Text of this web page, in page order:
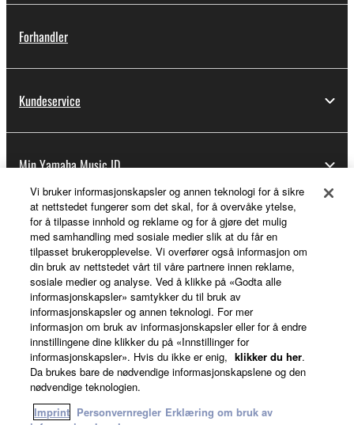
Forhandler
Kundeservice
Min Yamaha Music ID
Om Yamaha
Norge - Norwegian
Virksomhet
Vi bruker informasjonskapsler og annen teknologi for å sikre
at nettstedet fungerer som det skal, for å overvåke ytelse,
for å tilpasse innhold og reklame og for å gjøre det mulig
med samhandling med sosiale medier slik at du får en
tilpasset brukeropplevelse. Vi overfører også informasjon om
din bruk av nettstedet vårt til våre partnere innen reklame,
sosiale medier og analyse. Ved å klikke på «Godta alle
informasjonskapsler» samtykker du til bruk av
informasjonskapsler og annen teknologi. For mer
informasjon om bruk av informasjonskapsler eller for å endre
innstillingene dine klikker du på «Innstillinger for
informasjonskapsler». Hvis du ikke er enig, klikker du her.
Da brukes bare de nødvendige informasjonskapslene og den
nødvendige teknologien.
Imprint Personvernregler Erklæring om bruk av